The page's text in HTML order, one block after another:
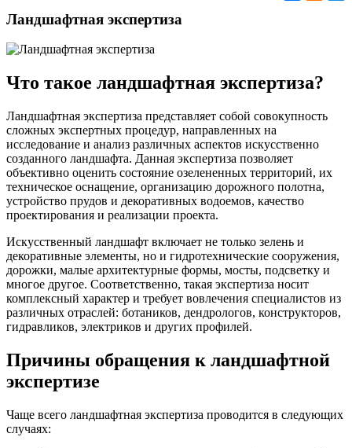
Ландшафтная экспертиза
Что такое ландшафтная экспертиза?
Ландшафтная экспертиза представляет собой совокупность
сложных экспертных процедур, направленных на
исследование и анализ различных аспектов искусственно
созданного ландшафта. Данная экспертиза позволяет
объективно оценить состояние озелененных территорий, их
техническое оснащение, организацию дорожного полотна,
устройство прудов и декоративных водоемов, качество
проектирования и реализации проекта.
Искусственный ландшафт включает не только зелень и
декоративные элементы, но и гидротехнические сооружения,
дорожки, малые архитектурные формы, мосты, подсветку и
многое другое. Соответственно, такая экспертиза носит
комплексный характер и требует вовлечения специалистов из
различных отраслей: ботаников, дендрологов, конструкторов,
гидравликов, электриков и других профилей.
Причины обращения к ландшафтной
экспертизе
Чаще всего ландшафтная экспертиза проводится в следующих
случаях: